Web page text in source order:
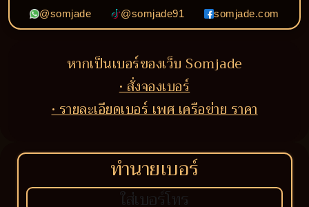
@somjade @somjade91 somjade.com
หากเป็นเบอร์ของเว็บ Somjade
• สั่งจองเบอร์
• รายละเอียดเบอร์ เพศ เครือข่าย ราคา
ทำนายเบอร์